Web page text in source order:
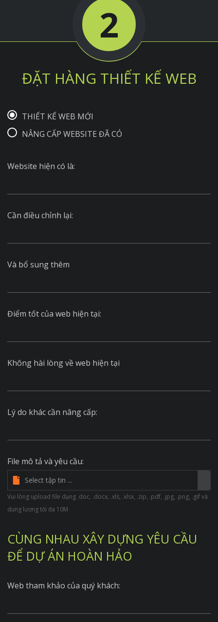
2
ĐẶT HÀNG THIẾT KẾ WEB
THIẾT KẾ WEB MỚI
NÂNG CẤP WEBSITE ĐÃ CÓ
Website hiện có là:
Cần điều chỉnh lại:
Và bổ sung thêm
Điểm tốt của web hiện tại:
Không hài lòng về web hiện tại
Lý do khác cần nâng cấp:
File mô tả và yêu cầu:
Vui lòng upload file dạng .doc, .docx, .xls, .xlsx, .zip, .pdf, .jpg, .png, .gif và
dung lượng tối đa 10M
CÙNG NHAU XÂY DỰNG YÊU CẦU
ĐỂ DỰ ÁN HOÀN HẢO
Web tham khảo của quý khách: